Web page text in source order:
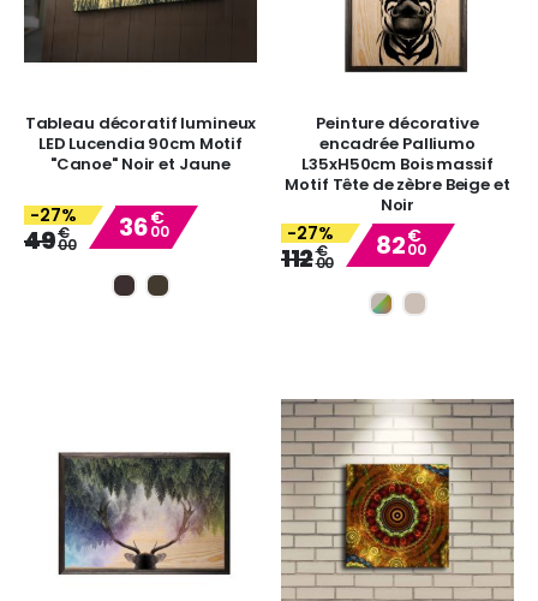
Tableau décoratif lumineux
LED Lucendia 90cm Motif
"Canoe" Noir et Jaune
-27%
49€
00
Special
Price
36€
00
Peinture décorative
encadrée Palliumo
L35xH50cm Bois massif
Motif Tête de zèbre Beige et
Noir
-27%
112€
00
Special
Price
82€
00